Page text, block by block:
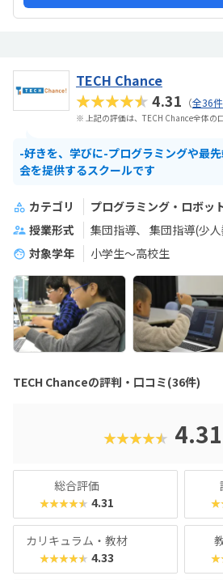
TECH Chance
★★★★★4.31 （全36
※ 上記の評価は、TECH Chance全体の
-好きを、学びに-プログラミングや最
会を提供するスクールです
カテゴリ
プログラミング・ロボッ
授業形式
集団指導 集団指導(少
対象学年
小学生～高校生
TECH Chanceの評判・口コミ(36件)
★★★★★ 4.31
総合評価
★★★★★ 4.31
カリキュラム・教材
★★★★★ 4.33